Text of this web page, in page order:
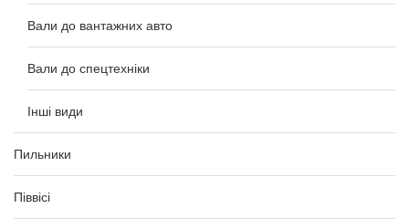
Вали до вантажних авто
Вали до спецтехніки
Інші види
Пильники
Піввісі